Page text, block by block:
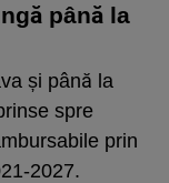
până la
și până la
spre
prin
2027.